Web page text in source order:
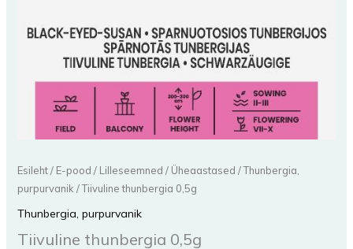
Esileht/ E-pood / Lilleseemned / Üheaastased /Thunbergia,
purpurvanik / Tiivuline thunbergia 0,5g
Thunbergia, purpurvanik
Tiivuline thunbergia 0,5g